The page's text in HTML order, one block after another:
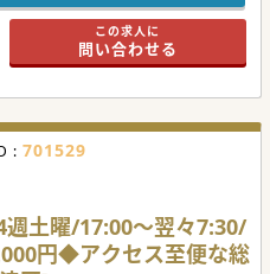
この求人に
問い合わせる
: 701529
週土曜/17:00～翌々7:30/
円◆アクセス至便な総